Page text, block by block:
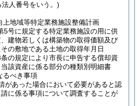
人番号をいう。)
上地域等特定業務施設整備計画
5号に規定する特定業務施設の用に供
建物若しくは構築物の取得価額及び
の敷地である土地の取得年月日
の規定により市長に申告する償却資
該資産に係る部分の種類別明細書
るべき事項
があった場合において必要があると認
に係る事項について調査することが